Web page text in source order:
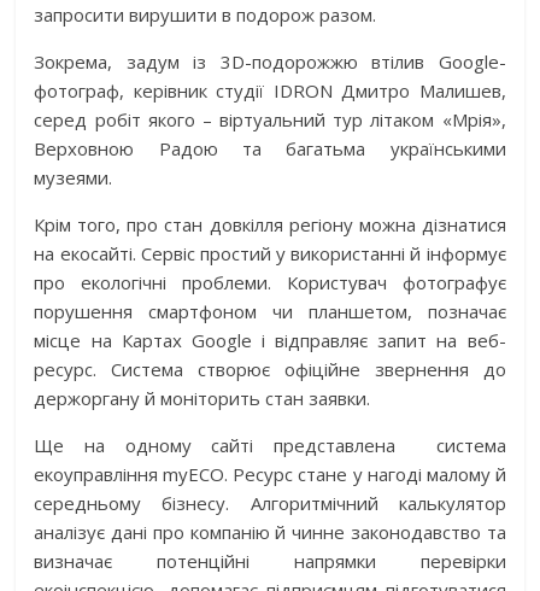
запросити вирушити в подорож разом.
Зокрема, задум із 3D-подорожжю втілив Google-
фотограф, керівник студії IDRON Дмитро Малишев,
серед робіт якого – віртуальний тур літаком «Мрія»,
Верховною Радою та багатьма українськими
музеями.
Крім того, про стан довкілля регіону можна дізнатися
на екосайті. Сервіс простий у використанні й інформує
про екологічні проблеми. Користувач фотографує
порушення смартфоном чи планшетом, позначає
місце на Картах Google і відправляє запит на веб-
ресурс. Система створює офіційне звернення до
держоргану й моніторить стан заявки.
Ще на одному сайті представлена ​ система
екоуправління myECO. Ресурс стане у нагоді малому й
середньому бізнесу. Алгоритмічний калькулятор
аналізує дані про компанію й чинне законодавство та
визначає потенційні напрямки перевірки